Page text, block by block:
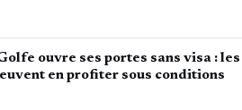
ouvre ses portes sans visa : les
en profiter sous conditions